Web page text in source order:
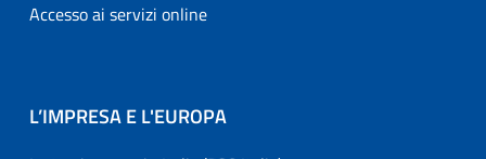
Accesso ai servizi online
L’IMPRESA E L'EUROPA